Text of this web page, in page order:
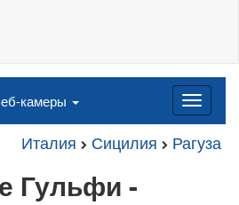
камеры
Италия Сицилия Рагуза
Гульфи -